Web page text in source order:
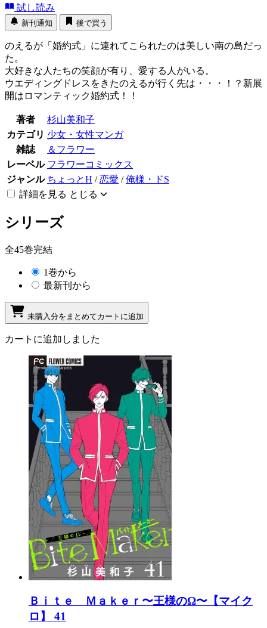
試し読み
新刊通知 後で買う
のえるが「婚約式」に連れてこられたのは美しい南の島だっ
た。
大好きな人たちの笑顔が有り、愛する人がいる。
ウエディングドレスをきたのえるが行く先は・・・！？新展
開はロマンティック婚約式！！
著者
杉山美和子
カテゴリ 少女・女性マンガ
雑誌
＆フラワー
レーベル フラワーコミックス
ジャンル ちょっとH /恋愛 /俺様・ドS
詳細を見る とじる
シリーズ
全45巻完結
1巻から
最新刊から
未購入分をまとめてカートに追加
カートに追加しました
Ｂｉｔｅ Ｍａｋｅｒ〜王様のΩ〜【マイク
ロ】 41